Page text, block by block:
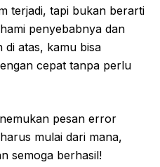
terjadi, tapi bukan berarti
penyebabnya dan
di atas, kamu bisa
cepat tanpa perlu
pesan error
mulai dari mana,
semoga berhasil!